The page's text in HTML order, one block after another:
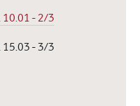
- 2/3
- 3/3